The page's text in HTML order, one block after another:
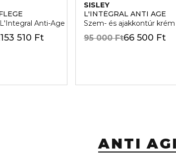
L'Integral Anti-Age Ranctalanito Arckrem
153 510 Ft
SISLEY
L'INTÉGRAL ANTI AGE
Szem- és ajakkontúr
66 500 Ft
95 000 Ft
ANTI